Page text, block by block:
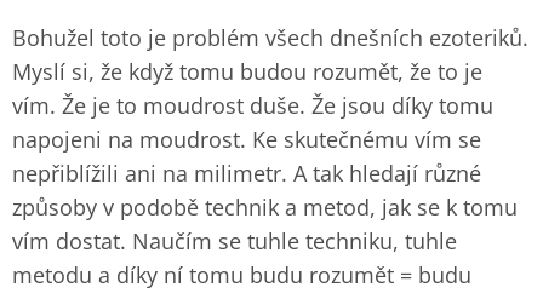
Bohužel toto je problém všech dnešních ezoteriků.
Myslí si, že když tomu budou rozumět, že to je
vím. Že je to moudrost duše. Že jsou díky tomu
napojeni na moudrost. Ke skutečnému vím se
nepřiblížili ani na milimetr. A tak hledají různé
způsoby v podobě technik a metod, jak se k tomu
vím dostat. Naučím se tuhle techniku, tuhle
metodu a díky ní tomu budu rozumět = budu